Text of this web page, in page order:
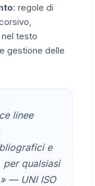
: regole di
testo
gestione delle
linee
e
qualsiasi
— UNI ISO